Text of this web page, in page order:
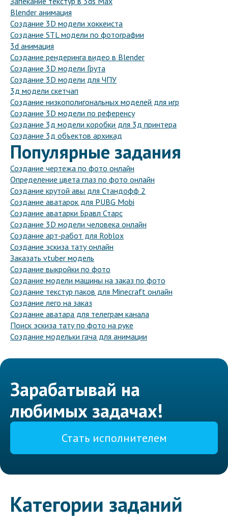
Blender анимация
Создание 3D модели хоккеиста
Создание STL модели по фотографии
3d анимация
Создание рендеринга видео в Blender
Создание 3D модели Грута
Создание 3D модели для ЧПУ
3д модели скетчап
Создание низкополигональных моделей для игр
Создание 3D модели по референсу
Создание 3д модели коробки для 3д принтера
Создание 3д объектов архикад
Популярные задания
Создание чертежа по фото онлайн
Определение цвета глаз по фото онлайн
Создание крутой авы для Стандофф 2
Создание аватарок для PUBG Mobi
Создание аватарки Бравл Старс
Создание 3D модели человека онлайн
Создание арт-работ для Roblox
Создание эскиза тату онлайн
Заказать vtuber модель
Создание выкройки по фото
Создание модели машины на заказ по фото
Создание текстур паков для Minecraft онлайн
Создание лего на заказ
Создание аватара для телеграм канала
Поиск эскиза тату по фото на руке
Создание модельки гача для анимации
Зарабатывай на
любимых задачах!
Стать исполнителем
Категории заданий